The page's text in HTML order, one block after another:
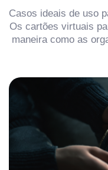
Casos ideais de uso
Os cartões virtuais
maneira como as